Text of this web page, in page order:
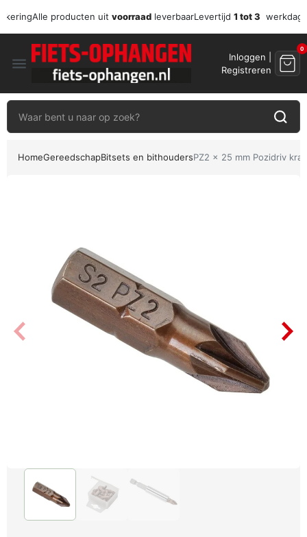
Alle producten uit voorraad leverbaarLevertijd 1 tot 3
menu
Inloggen |
Registreren
0
HomeGereedschapBitsets en bithoudersPZ2 x 25 mm Pozidriv